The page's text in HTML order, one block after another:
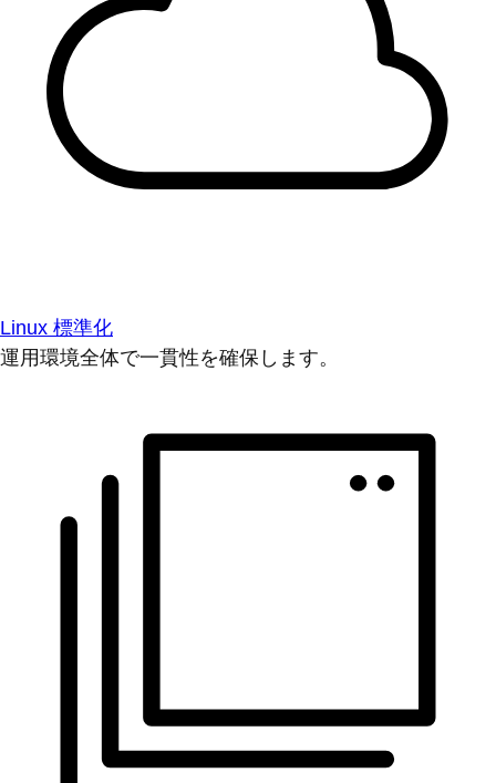
Linux 標準化
運用環境全体で一貫性を確保します。